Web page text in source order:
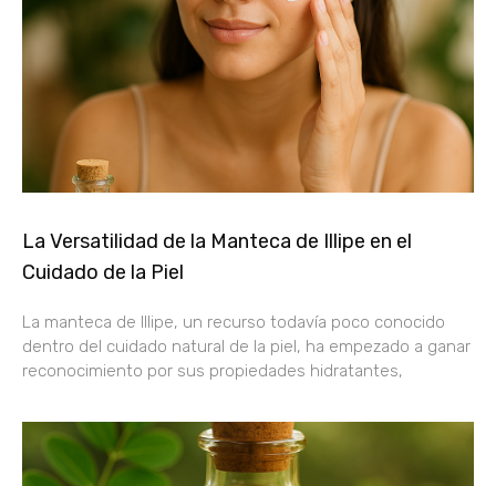
La Versatilidad de la Manteca de Illipe en el
Cuidado de la Piel
La manteca de Illipe, un recurso todavía poco conocido
dentro del cuidado natural de la piel, ha empezado a ganar
reconocimiento por sus propiedades hidratantes,